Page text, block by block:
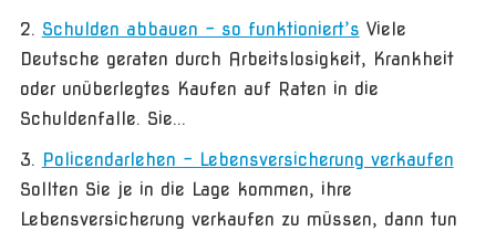
Schulden abbauen – so funktioniert’s Viele
Deutsche geraten durch Arbeitslosigkeit, Krankheit
oder unüberlegtes Kaufen auf Raten in die
Schuldenfalle. Sie...
Policendarlehen – Lebensversicherung verkaufen
Sollten Sie je in die Lage kommen, ihre
Lebensversicherung verkaufen zu müssen, dann tun